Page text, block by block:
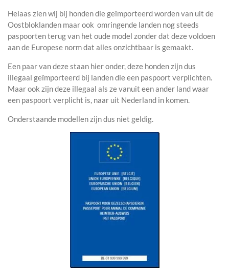
Helaas zien wij bij honden die geïmporteerd worden van uit de
Oostbloklanden maar ook omringende landen nog steeds
paspoorten terug van het oude model zonder dat deze voldoen
aan de Europese norm dat alles onzichtbaar is gemaakt.
Een paar van deze staan hier onder, deze honden zijn dus
illegaal geïmporteerd bij landen die een paspoort verplichten.
Maar ook zijn deze illegaal als ze vanuit een ander land waar
een paspoort verplicht is, naar uit Nederland in komen.
Onderstaande modellen zijn dus niet geldig.